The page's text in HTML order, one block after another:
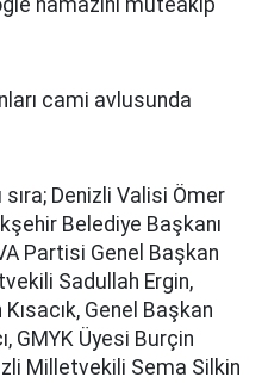
namazını müteakip
cami avlusunda
Denizli Valisi Ömer
Belediye Başkanı
Partisi Genel Başkan
Sadullah Ergin,
Genel Başkan
GMYK Üyesi Burçin
Milletvekili Sema Silkin